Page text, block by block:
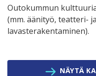
Outokummun
(mm. äänityö, teatteri-
lavasterakentaminen).
NÄYTÄ